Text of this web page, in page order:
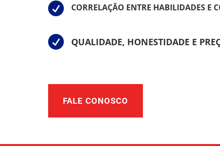
 CORRELAÇÃO ENTRE HABILIDADES E
 QUALIDADE, HONESTIDADE E
FALE CONOSCO